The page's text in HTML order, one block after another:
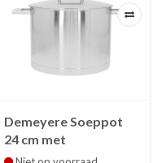
Demeyere Soeppot
24 cm met
dubbelwandig deksel